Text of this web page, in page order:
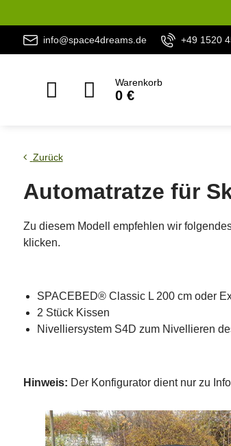
info@space4dreams.de +49 1520
Warenkorb
0 €
Zurück
Automatratze für
Zu diesem Modell empfehlen wir
klicken.
SPACEBED® Classic L 200 cm oder
2 Stück Kissen
Nivelliersystem S4D zum Nivellieren
Hinweis: Der Konfigurator dient nur zu